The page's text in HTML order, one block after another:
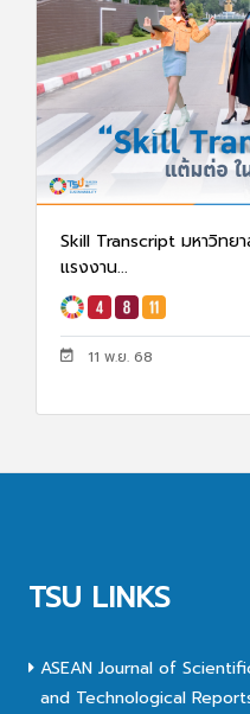
Skill Transcript มหาวิท
แรงงาน...
11 พ.ย. 68
TSU LINKS
ASEAN Journal of
and Technological